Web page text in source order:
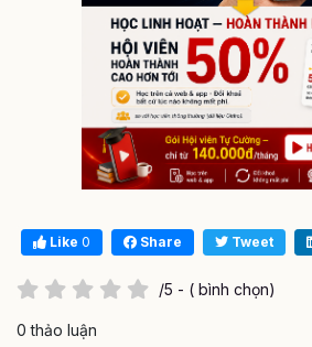
Like 0 Share Tweet
/5 - ( bình chọn)
0 thảo luận